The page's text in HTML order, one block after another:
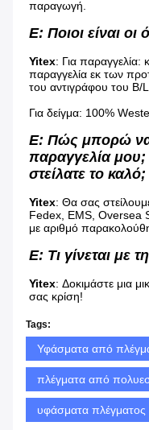
παραγωγή.
Ε: Ποιοι είναι
Yitex: Για
παραγγελία εκ των
του αντιγράφου του B/
Για δείγμα: 100%
Ε: Πώς μπορώ να
παραγγελία
στείλατε το καλό;
Yitex: Θα σας
Fedex, EMS, Oversea
με αριθμό
Ε: Τι γίνεται με
Yitex: Δοκιμάστε μια
σας κρίση!
Tags:
Υφάσματα από
πλέγματα από
υφάσματα πλέγματος